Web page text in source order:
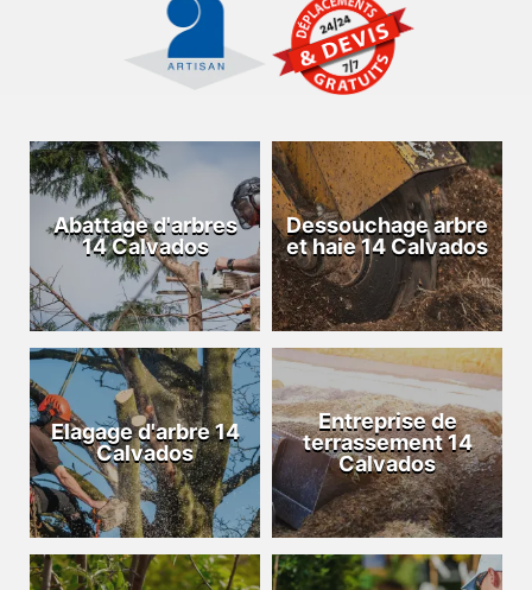
Abattage d'arbres
14 Calvados
Dessouchage arbre
et haie 14 Calvados
Elagage d'arbre 14
Calvados
Entreprise de
terrassement 14
Calvados